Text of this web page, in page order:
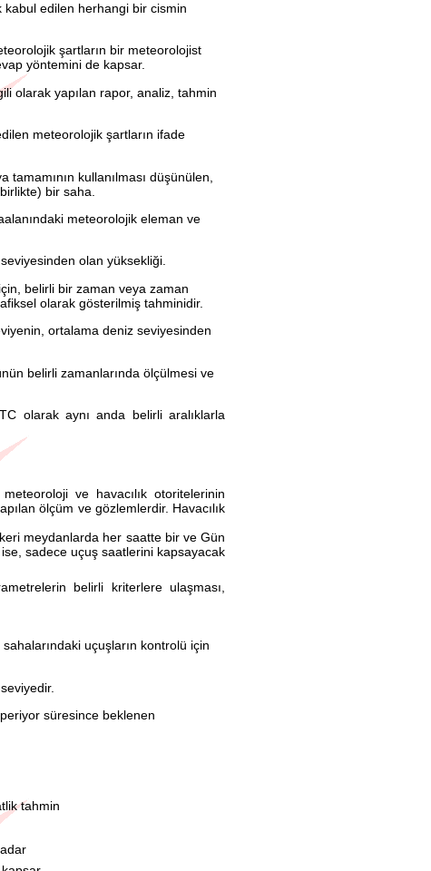
edilen herhangi bir cismin
şartların bir meteorolojist
yöntemini de kapsar.
olarak yapılan rapor, analiz, tahmin
meteorolojik şartların ifade
kullanılması düşünülen,
bir saha.
meteorolojik eleman ve
olan yüksekliği.
belirli bir zaman veya zaman
olarak gösterilmiş tahminidir.
ortalama deniz seviyesinden
belirli zamanlarında ölçülmesi ve
olarak aynı anda belirli aralıklarla
ve havacılık otoritelerinin
ölçüm ve gözlemlerdir. Havacılık
meydanlarda her saatte bir ve Gün
sadece uçuş saatlerini kapsayacak
belirli kriterlere ulaşması,
uçuşların kontrolü için
süresince beklenen
tahmin